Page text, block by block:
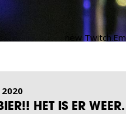
new
2020
HET IS ER WEER.